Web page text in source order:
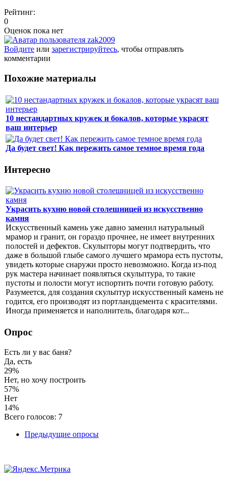
Рейтинг:
0
Оценок пока нет
Войдите или зарегистрируйтесь, чтобы отправлять
комментарии
Похожие материалы
10 нестандартных кружек и бокалов, которые украсят
ваш интерьер
Да будет свет! Как пережить самое темное время года
Интересно
Украсить кухню новой столешницей из искусственно
камня
Искусственный камень уже давно заменил натуральный
мрамор и гранит, он гораздо прочнее, не имеет внутренних
полостей и дефектов. Скульпторы могут подтвердить, что
даже в большой глыбе самого лучшего мрамора есть пустоты,
увидеть которые снаружи просто невозможно. Когда из-под
рук мастера начинает появляться скульптура, то такие
пустоты и полости могут испортить почти готовую работу.
Разумеется, для создания скульптур искусственный камень не
годится, его производят из портландцемента с красителями.
Иногда применяется и наполнитель, благодаря кот...
Опрос
Есть ли у вас баня?
Да, есть
29%
Нет, но хочу построить
57%
Нет
14%
Всего голосов: 7
Предыдущие опросы